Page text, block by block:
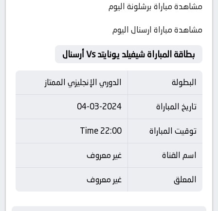
مشاهدة مباراة برشلونة اليوم
مشاهدة مباراة ارسنال اليوم
بطاقة المباراة شيفيلد يونايتد Vs أرسنال
البطولة
الدوري الإنجليزي الممتاز
تاريخ المباراة
04-03-2024
توقيت المباراة
22:00 Time
اسم القناة
غير معروف
المعلق
غير معروف